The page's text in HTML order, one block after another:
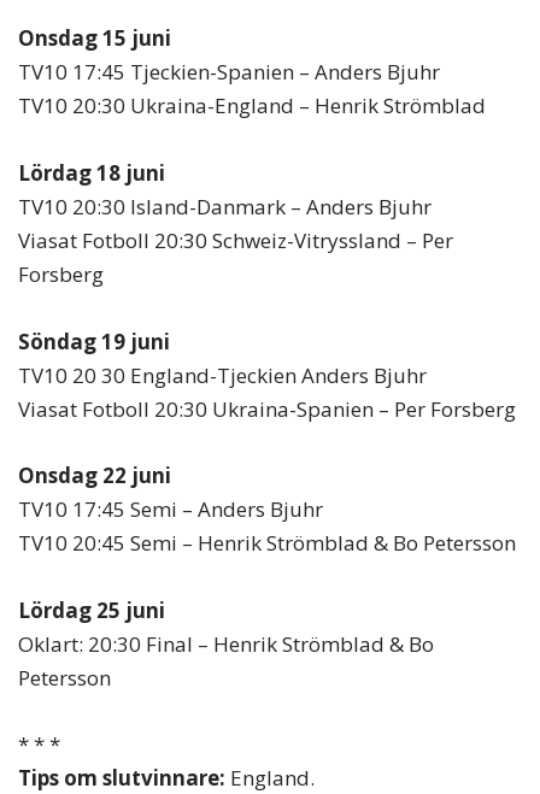
Onsdag 15 juni
TV10 17:45 Tjeckien-Spanien – Anders Bjuhr
TV10 20:30 Ukraina-England – Henrik Strömblad
Lördag 18 juni
TV10 20:30 Island-Danmark – Anders Bjuhr
Viasat Fotboll 20:30 Schweiz-Vitryssland – Per
Forsberg
Söndag 19 juni
TV10 20 30 England-Tjeckien Anders Bjuhr
Viasat Fotboll 20:30 Ukraina-Spanien – Per Forsberg
Onsdag 22 juni
TV10 17:45 Semi – Anders Bjuhr
TV10 20:45 Semi – Henrik Strömblad & Bo Petersson
Lördag 25 juni
Oklart: 20:30 Final – Henrik Strömblad & Bo
Petersson
* * *
Tips om slutvinnare: England.